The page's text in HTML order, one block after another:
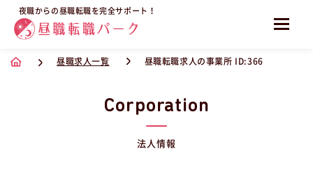
夜職からの昼職転職を完全サポート！
昼職求人一覧 昼職転職求人の事業所 ID:366
Corporation
法人情報